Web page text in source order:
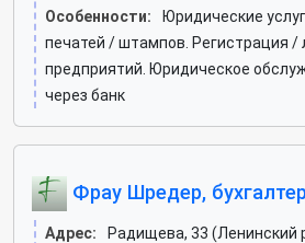
Особенности:
Юридические
печатей / штампов. Регистрация /
предприятий. Юридическое
через банк
Фрау Шредер,
Адрес:
Радищева, 33 (Ленинский